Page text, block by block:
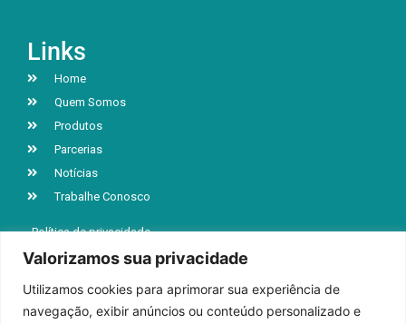
Valorizamos sua privacidade
Utilizamos cookies para aprimorar sua experiência de
navegação, exibir anúncios ou conteúdo personalizado e
Links
Home
Quem Somos
Produtos
Parcerias
Notícias
Trabalhe Conosco
Política de privacidade
R. Jacob Luchesi, n° 5039, Bairro Santa Lúcia
Caxias do Sul | RS | CEP 95032-000